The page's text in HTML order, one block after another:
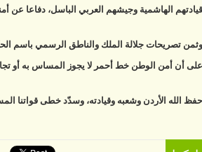
قيادتهم الهاشمية وجيشهم العربي الباسل، دفاعا عن
وثمن تصريحات جلالة الملك والناطق الرسمي باسم
على أن أمن الوطن خط أحمر لا يجوز المساس به أو
حفظ الله الأردن وشعبه وقيادته، وسدّد خطى قواتنا